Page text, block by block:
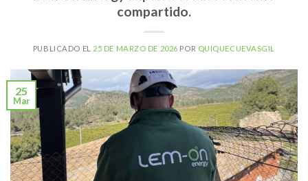
compartido.
PUBLICADO EL 25 DE MARZO DE 2026 POR QUIQUECUEVASGIL
25
Mar